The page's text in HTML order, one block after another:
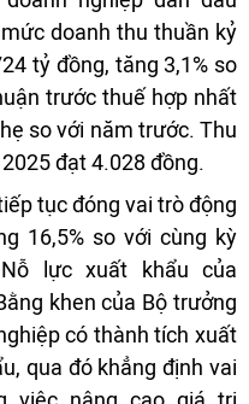
doanh thu thuần kỷ
tỷ đồng, tăng 3,1% so
trước thuế hợp nhất
so với năm trước. Thu
đạt 4.028 đồng.
tục đóng vai trò động
16,5% so với cùng kỳ
lực xuất khẩu của
khen của Bộ trưởng
có thành tích xuất
qua đó khẳng định vai